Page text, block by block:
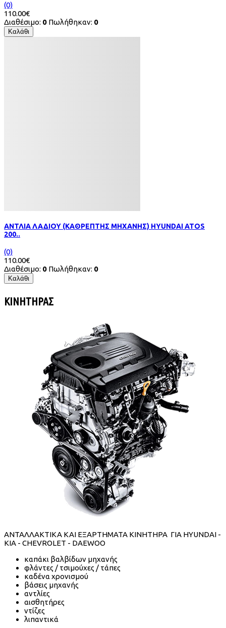
(0)
110.00€
Διαθέσιμο: 0 Πωλήθηκαν: 0
Καλάθι
ΑΝΤΛΙΑ ΛΑΔΙΟΥ (ΚΑΘΡΕΠΤΗΣ ΜΗΧΑΝΗΣ) HYUNDAI ATOS
200..
(0)
110.00€
Διαθέσιμο: 0 Πωλήθηκαν: 0
Καλάθι
ΚΙΝΗΤΗΡΑΣ
ΑΝΤΑΛΛΑΚΤΙΚΑ ΚΑΙ ΕΞΑΡΤΗΜΑΤΑ ΚΙΝΗΤΗΡΑ ΓΙΑ HYUNDAI -
KIA - CHEVROLET - DAEWOO
καπάκι βαλβίδων μηχανής
φλάντες / τσιμούχες / τάπες
καδένα χρονισμού
βάσεις μηχανής
αντλίες
αισθητήρες
ντίζες
λιπαντικά